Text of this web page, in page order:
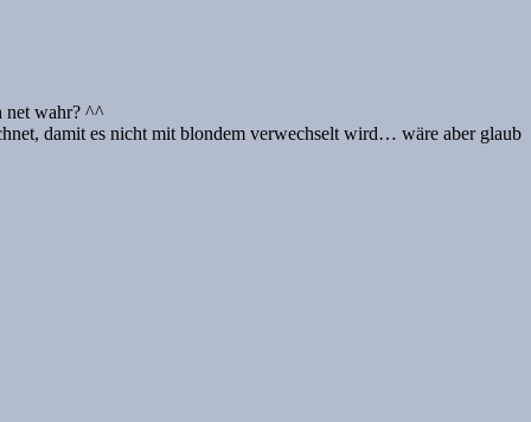
net wahr? ^^
damit es nicht mit blondem verwechselt wird… wäre aber glaub